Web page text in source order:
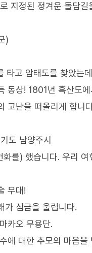
지정된 정겨운 돌담길
)
타고 암태도를 찾았는
동상! 1801년 흑산도
고난을 떠올리게 합니
도 남양주시
를) 했습니다. 우리 여
무대!
가 심금을 울립니다.
카오 무용단.
에 대한 추모의 마음을